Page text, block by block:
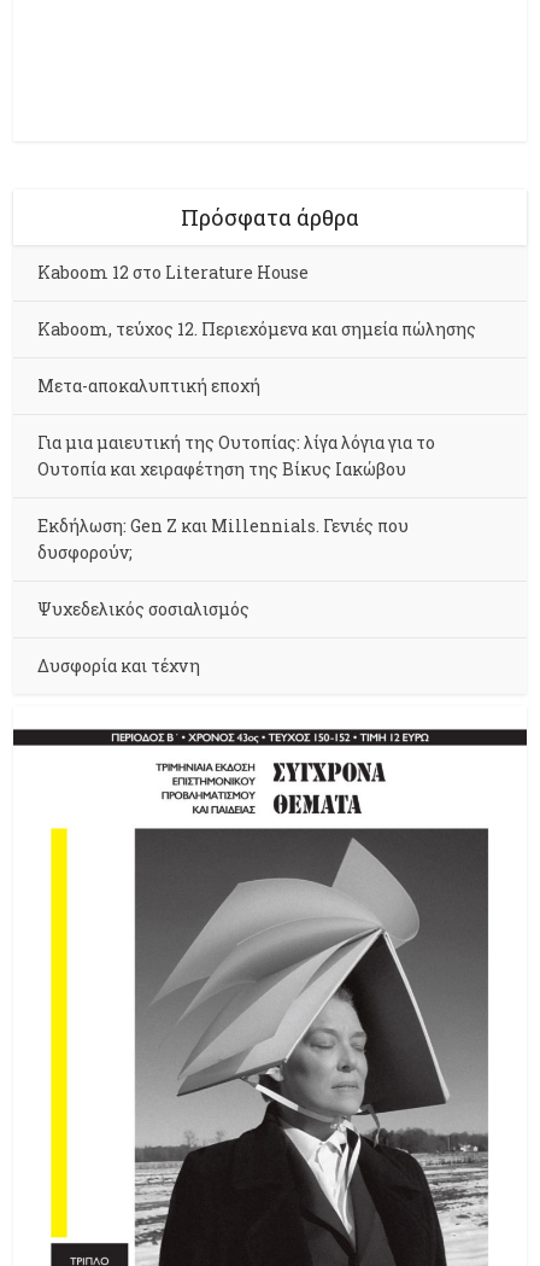
Πρόσφατα άρθρα
Kaboom 12 στο Literature House
Kaboom, τεύχος 12. Περιεχόμενα και σημεία πώλησης
Μετα-αποκαλυπτική εποχή
Για μια μαιευτική της Ουτοπίας: λίγα λόγια για το
Ουτοπία και χειραφέτηση της Βίκυς Ιακώβου
Εκδήλωση: Gen Z και Millennials. Γενιές που
δυσφορούν;
Ψυχεδελικός σοσιαλισμός
Δυσφορία και τέχνη